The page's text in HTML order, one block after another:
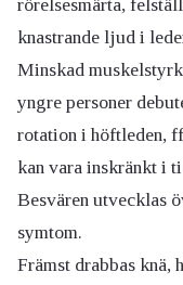
rörelsesmärta,
knastrande ljud i
Minskad
yngre personer
rotation i höftleden,
kan vara inskränkt i
Besvären utvecklas
symtom.
Främst drabbas knä,